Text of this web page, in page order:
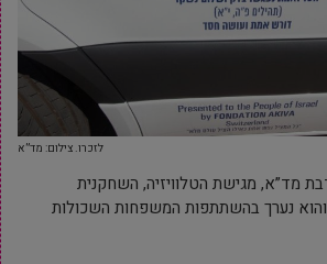
לזכרו. צילום: מד”א
מד”א, מגישת הטלוויזיה, השחקנית
והוא נערך בהשתתפות המשפחות השכולות